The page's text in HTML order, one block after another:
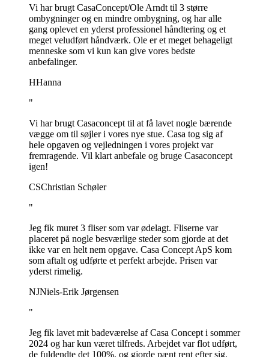
Vi har brugt CasaConcept/Ole Arndt til 3 større
ombygninger og en mindre ombygning, og har alle
gang oplevet en yderst professionel håndtering og et
meget veludført håndværk. Ole er et meget behageligt
menneske som vi kun kan give vores bedste
anbefalinger.
HHanna
"
Vi har brugt Casaconcept til at få lavet nogle bærende
vægge om til søjler i vores nye stue. Casa tog sig af
hele opgaven og vejledningen i vores projekt var
fremragende. Vil klart anbefale og bruge Casaconcept
igen!
CSChristian Schøler
"
Jeg fik muret 3 fliser som var ødelagt. Fliserne var
placeret på nogle besværlige steder som gjorde at det
ikke var en helt nem opgave. Casa Concept ApS kom
som aftalt og udførte et perfekt arbejde. Prisen var
yderst rimelig.
NJNiels-Erik Jørgensen
"
Jeg fik lavet mit badeværelse af Casa Concept i sommer
2024 og har kun været tilfreds. Arbejdet var flot udført,
de fuldendte det 100%, og gjorde pænt rent efter sig.